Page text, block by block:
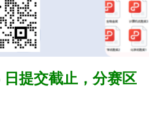
提交截止，分赛区